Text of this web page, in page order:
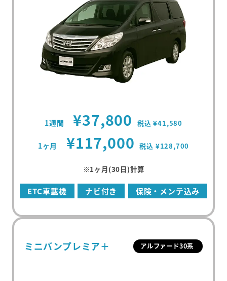
1週間 ¥37,800 税込 ¥41,580
1ヶ月 ¥117,000 税込 ¥128,700
※1ヶ月(30日)計算
ETC車載機 ナビ付き 保険・メンテ込み
ミニバンプレミア＋ アルファード30系